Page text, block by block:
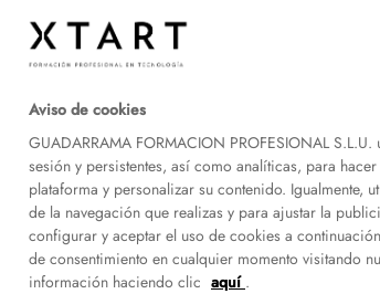
básicos.
Aviso de cookies
GUADARRAMA FORMACION PROFESIONAL
sesión y persistentes, así como analíticas, para
plataforma y personalizar su contenido. Igualmente,
de la navegación que realizas y para ajustar la
configurar y aceptar el uso de cookies a
de consentimiento en cualquier momento visitando
información haciendo clic aquí .